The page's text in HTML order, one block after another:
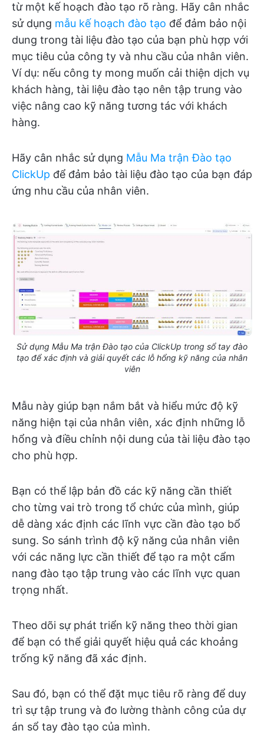
từ một kế hoạch đào tạo rõ ràng. Hãy cân nhắc
sử dụng mẫu kế hoạch đào tạo để đảm bảo nội
dung trong tài liệu đào tạo của bạn phù hợp với
mục tiêu của công ty và nhu cầu của nhân viên.
Ví dụ: nếu công ty mong muốn cải thiện dịch vụ
khách hàng, tài liệu đào tạo nên tập trung vào
việc nâng cao kỹ năng tương tác với khách
hàng.
Hãy cân nhắc sử dụng Mẫu Ma trận Đào tạo
ClickUp để đảm bảo tài liệu đào tạo của bạn đáp
ứng nhu cầu của nhân viên.
Sử dụng Mẫu Ma trận Đào tạo của ClickUp trong sổ tay đào
tạo để xác định và giải quyết các lỗ hổng kỹ năng của nhân
viên
Mẫu này giúp bạn nắm bắt và hiểu mức độ kỹ
năng hiện tại của nhân viên, xác định những lỗ
hổng và điều chỉnh nội dung của tài liệu đào tạo
cho phù hợp.
Bạn có thể lập bản đồ các kỹ năng cần thiết
cho từng vai trò trong tổ chức của mình, giúp
dễ dàng xác định các lĩnh vực cần đào tạo bổ
sung. So sánh trình độ kỹ năng của nhân viên
với các năng lực cần thiết để tạo ra một cẩm
nang đào tạo tập trung vào các lĩnh vực quan
trọng nhất.
Theo dõi sự phát triển kỹ năng theo thời gian
để bạn có thể giải quyết hiệu quả các khoảng
trống kỹ năng đã xác định.
Sau đó, bạn có thể đặt mục tiêu rõ ràng để duy
trì sự tập trung và đo lường thành công của dự
án sổ tay đào tạo của mình.